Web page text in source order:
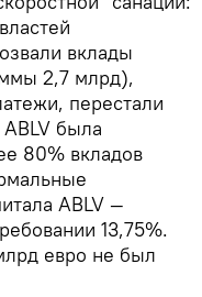
вклады
2,7 млрд),
перестали
была
80% вкладов
ABLV —
13,75%.
евро не был